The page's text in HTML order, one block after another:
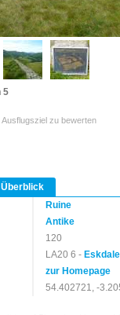
5
zu bewerten
Ruine
Antike
120
LA20 6 -Eskdale
zur Homepage
54.402721, -